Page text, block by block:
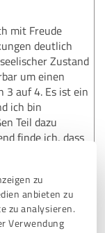
zu
anbieten zu
zu analysieren.
Verwendung
mit Freude
deutlich
Zustand
um einen
3 auf 4. Es ist ein
ich bin
Teil dazu
finde ich, dass
kann,
Erfahrung –
in anderen
in seiner